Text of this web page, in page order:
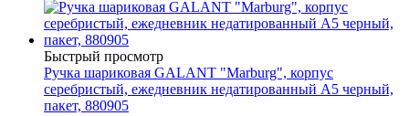
Быстрый просмотр
Ручка шариковая GALANT "Marburg", корпус
серебристый, ежедневник недатированный А5 черный,
пакет, 880905